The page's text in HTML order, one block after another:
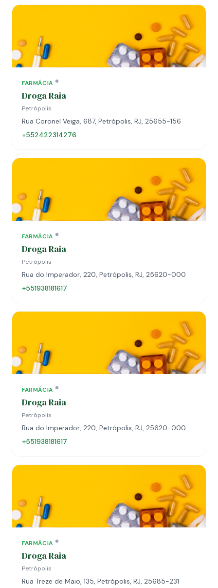
FARMÁCIA
Droga Raia
Petrópolis
Rua Coronel Veiga, 687, Petrópolis, RJ, 25655-156
+552422314276
FARMÁCIA
Droga Raia
Petrópolis
Rua do Imperador, 220, Petrópolis, RJ, 25620-000
+551938181617
FARMÁCIA
Droga Raia
Petrópolis
Rua do Imperador, 220, Petrópolis, RJ, 25620-000
+551938181617
FARMÁCIA
Droga Raia
Petrópolis
Rua Treze de Maio, 135, Petrópolis, RJ, 25685-231